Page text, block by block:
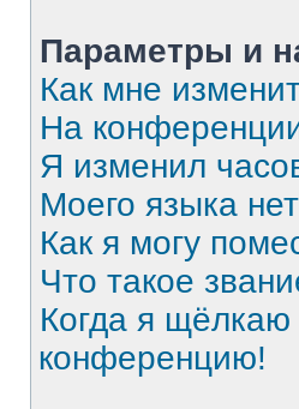
Параметры и
Как мне
На
Я изменил
Моего языка
Как я могу
Что такое
Когда я щёлкаю
конференцию!